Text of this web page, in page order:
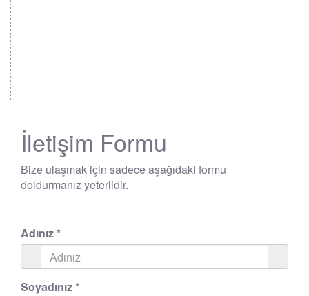
İletişim Formu
Bize ulaşmak için sadece aşağıdaki formu
doldurmanız yeterlidir.
Adınız*
Soyadınız*